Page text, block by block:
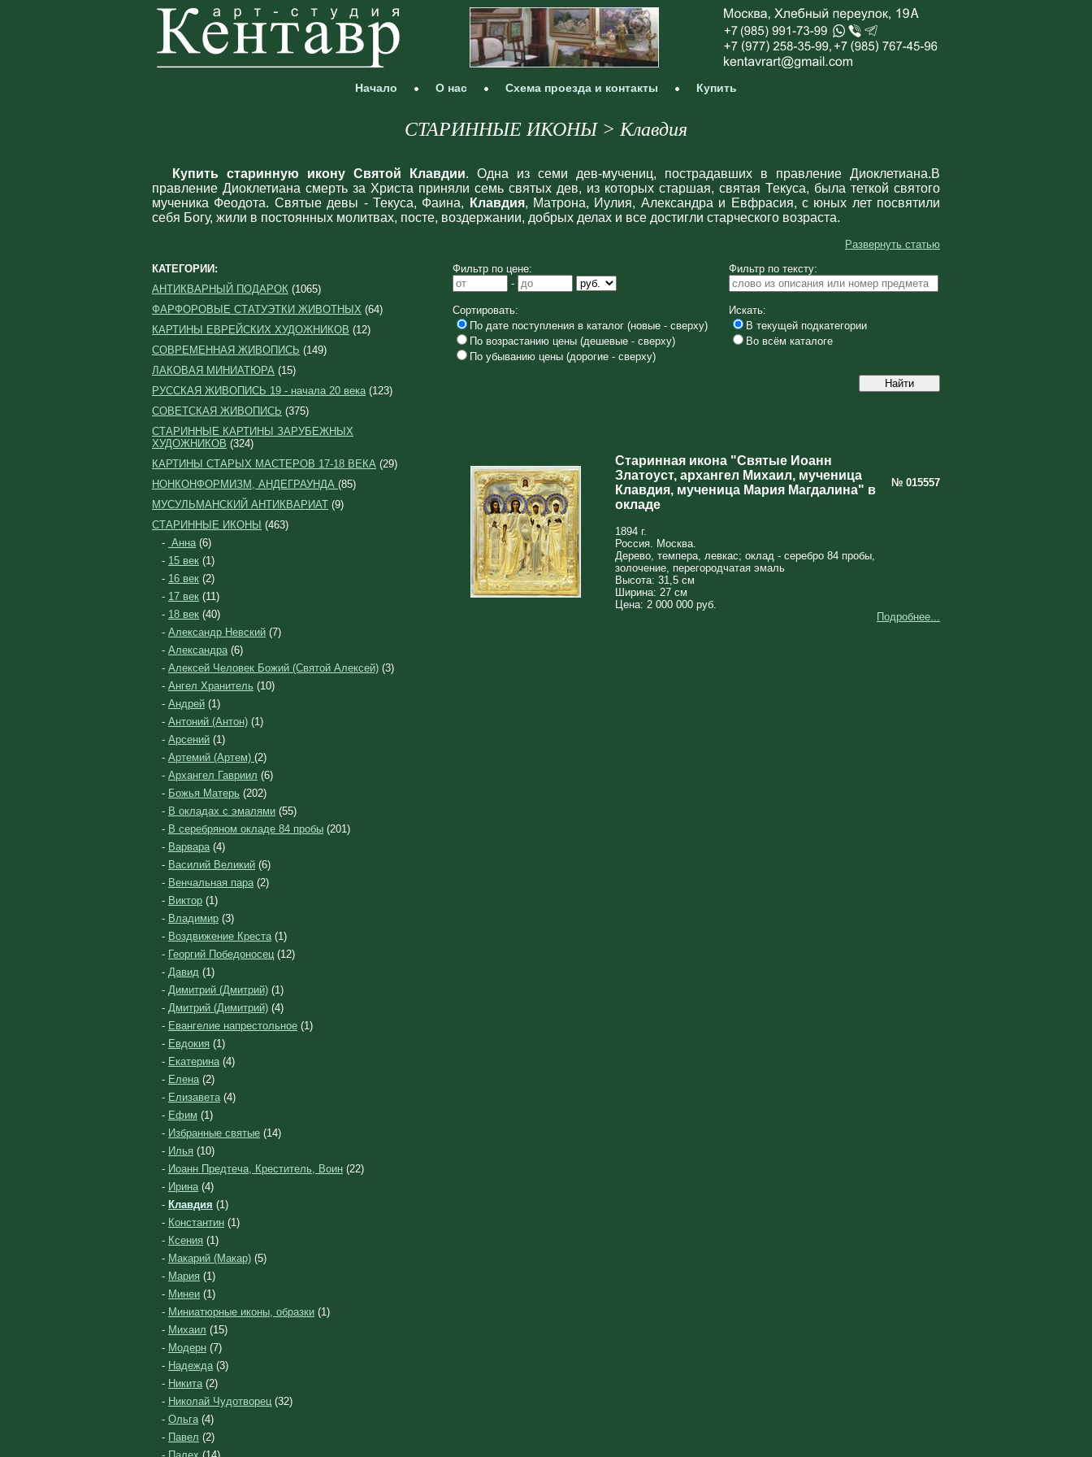
Начало О нас Схема проезда и контакты Купить
СТАРИННЫЕ ИКОНЫ > Клавдия
Купить старинную икону Святой Клавдии. Одна из семи дев-мучениц, пострадавших в правление Диоклетиана.В
правление Диоклетиана смерть за Христа приняли семь святых дев, из которых старшая, святая Текуса, была теткой святого
мученика Феодота. Святые девы - Текуса, Фаина, Клавдия, Матрона, Иулия, Александра и Евфрасия, с юных лет посвятили
себя Богу, жили в постоянных молитвах, посте, воздержании, добрых делах и все достигли старческого возраста.
Развернуть статью
КАТЕГОРИИ:
АНТИКВАРНЫЙ ПОДАРОК (1065)
ФАРФОРОВЫЕ СТАТУЭТКИ ЖИВОТНЫХ (64)
КАРТИНЫ ЕВРЕЙСКИХ ХУДОЖНИКОВ (12)
СОВРЕМЕННАЯ ЖИВОПИСЬ (149)
ЛАКОВАЯ МИНИАТЮРА (15)
РУССКАЯ ЖИВОПИСЬ 19 - начала 20 века(123)
СОВЕТСКАЯ ЖИВОПИСЬ (375)
СТАРИННЫЕ КАРТИНЫ ЗАРУБЕЖНЫХ
ХУДОЖНИКОВ (324)
КАРТИНЫ СТАРЫХ МАСТЕРОВ 17-18 ВЕКА (29)
НОНКОНФОРМИЗМ, АНДЕГРАУНДА (85)
МУСУЛЬМАНСКИЙ АНТИКВАРИАТ (9)
СТАРИННЫЕ ИКОНЫ (463)
- Анна(6)
- 15 век (1)
- 16 век (2)
- 17 век (11)
- 18 век (40)
- Александр Невский (7)
- Александра(6)
- Алексей Человек Божий (Святой Алексей) (3)
- Ангел Хранитель (10)
- Андрей (1)
- Антоний (Антон) (1)
- Арсений (1)
- Артемий (Артем) (2)
- Архангел Гавриил (6)
- Божья Матерь (202)
- В окладах с эмалями (55)
- В серебряном окладе 84 пробы (201)
- Варвара(4)
- Василий Великий (6)
- Венчальная пара(2)
- Виктор (1)
- Владимир (3)
- Воздвижение Креста(1)
- Георгий Победоносец (12)
- Давид (1)
- Димитрий (Дмитрий) (1)
- Дмитрий (Димитрий) (4)
- Евангелие напрестольное (1)
- Евдокия (1)
- Екатерина(4)
- Елена(2)
- Елизавета(4)
- Ефим (1)
- Избранные святые (14)
- Илья (10)
- Иоанн Предтеча, Креститель, Воин (22)
- Ирина(4)
- Клавдия (1)
- Константин (1)
- Ксения (1)
- Макарий (Макар) (5)
- Мария (1)
- Минеи (1)
- Миниатюрные иконы, образки (1)
- Михаил (15)
- Модерн (7)
- Надежда(3)
- Никита(2)
- Николай Чудотворец (32)
- Ольга(4)
- Павел (2)
Фильтр по цене:
-
Фильтр по тексту:
Сортировать:
По дате поступления в каталог (новые - сверху)
По возрастанию цены (дешевые - сверху)
По убыванию цены (дорогие - сверху)
Искать:
В текущей подкатегории
Во всём каталоге
Старинная икона "Святые Иоанн
Златоуст, архангел Михаил, мученица
Клавдия, мученица Мария Магдалина" в
окладе
№ 015557
1894 г.
Россия. Москва.
Дерево, темпера, левкас; оклад - серебро 84 пробы,
золочение, перегородчатая эмаль
Высота: 31,5 см
Ширина: 27 см
Цена: 2 000 000 руб.
Подробнее...